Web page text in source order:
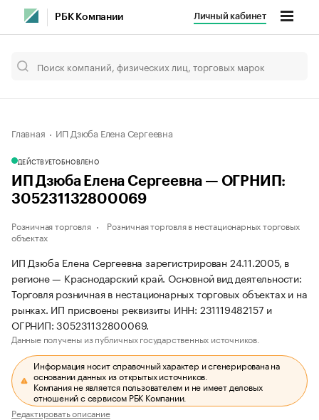
РБК Компании Личный кабинет
Главная ИП Дзюба Елена Сергеевна
ДЕЙСТВУЕТОБНОВЛЕНО
ИП Дзюба Елена Сергеевна — ОГРНИП:
305231132800069
Розничная торговля
Розничная торговля в нестационарных торговых
объектах
ИП Дзюба Елена Сергеевна зарегистрирован 24.11.2005, в
регионе — Краснодарский край. Основной вид деятельности:
Торговля розничная в нестационарных торговых объектах и на
рынках. ИП присвоены реквизиты ИНН: 231119482157 и
ОГРНИП: 305231132800069.
Данные получены из публичных государственных источников.
Информация носит справочный характер и сгенерирована на
основании данных из открытых источников.
Компания не является пользователем и не имеет деловых
отношений с сервисом РБК Компании.
Редактировать описание